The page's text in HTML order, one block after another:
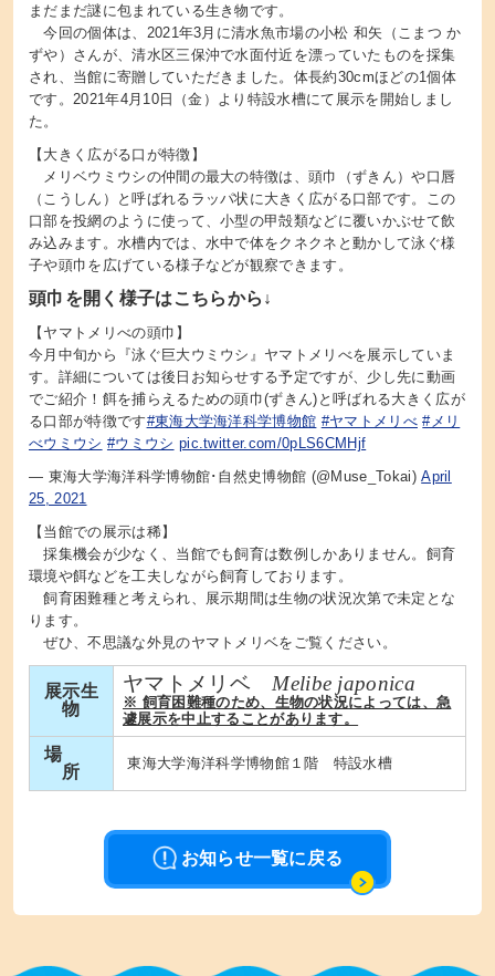
まだまだ謎に包まれている生き物です。
今回の個体は、2021年3月に清水魚市場の小松 和矢（こまつ か
ずや）さんが、清水区三保沖で水面付近を漂っていたものを採集
され、当館に寄贈していただきました。体長約30cmほどの1個体
です。2021年4月10日（金）より特設水槽にて展示を開始しまし
た。
【大きく広がる口が特徴】
メリベウミウシの仲間の最大の特徴は、頭巾（ずきん）や口唇
（こうしん）と呼ばれるラッパ状に大きく広がる口部です。この
口部を投網のように使って、小型の甲殻類などに覆いかぶせて飲
み込みます。水槽内では、水中で体をクネクネと動かして泳ぐ様
子や頭巾を広げている様子などが観察できます。
頭巾を開く様子はこちらから↓
【ヤマトメリべの頭巾】
今月中旬から『泳ぐ巨大ウミウシ』ヤマトメリべを展示していま
す。詳細については後日お知らせする予定ですが、少し先に動画
でご紹介！餌を捕らえるための頭巾(ずきん)と呼ばれる大きく広が
る口部が特徴です#東海大学海洋科学博物館 #ヤマトメリべ #メリ
べウミウシ #ウミウシ pic.twitter.com/0pLS6CMHjf
— 東海大学海洋科学博物館･自然史博物館 (@Muse_Tokai)April
25, 2021
【当館での展示は稀】
採集機会が少なく、当館でも飼育は数例しかありません。飼育
環境や餌などを工夫しながら飼育しております。
飼育困難種と考えられ、展示期間は生物の状況次第で未定とな
ります。
ぜひ、不思議な外見のヤマトメリベをご覧ください。
展示生
物
ヤマトメリベ Melibe japonica
※ 飼育困難種のため、生物の状況によっては、急
遽展示を中止することがあります。
場
所
東海大学海洋科学博物館１階 特設水槽
お知らせ一覧に戻る